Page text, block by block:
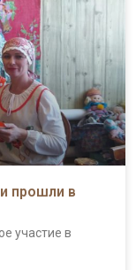
прошли в
участие в